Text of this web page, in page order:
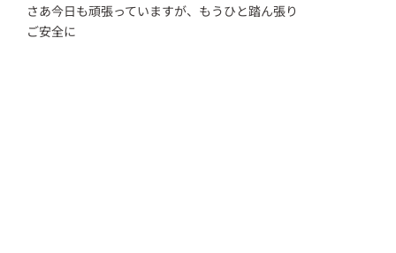
さあ今日も頑張っていますが、もうひと踏ん張り
ご安全に